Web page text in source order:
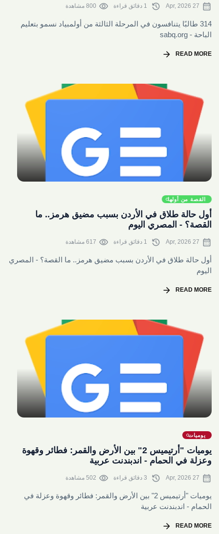
calendar_month
27 Apr, 2026
history
visibility 800 مشاهدة
314 طالبًا يتنافسون في المرحلة الثالثة من أولمبياد نسمو بتعليم
الباحة - sabq.org
READ MORE
arrow_forward
القصة من أولها
أول حالة طلاق في الأردن بسبب مضيق هرمز.. ما
القصة؟ - المصري اليوم
calendar_month
27 Apr, 2026
history
visibility 617 مشاهدة
أول حالة طلاق في الأردن بسبب مضيق هرمز.. ما القصة؟ - المصري
اليوم
READ MORE
arrow_forward
يوميات
يوميات "أرتيميس 2" بين الأرض والقمر: فطائر وقهوة
وعزلة في الحمام - اندبندنت عربية
calendar_month
27 Apr, 2026
history
visibility 502 مشاهدة
يوميات "أرتيميس 2" بين الأرض والقمر: فطائر وقهوة وعزلة في
الحمام - اندبندنت عربية
READ MORE
arrow_forward